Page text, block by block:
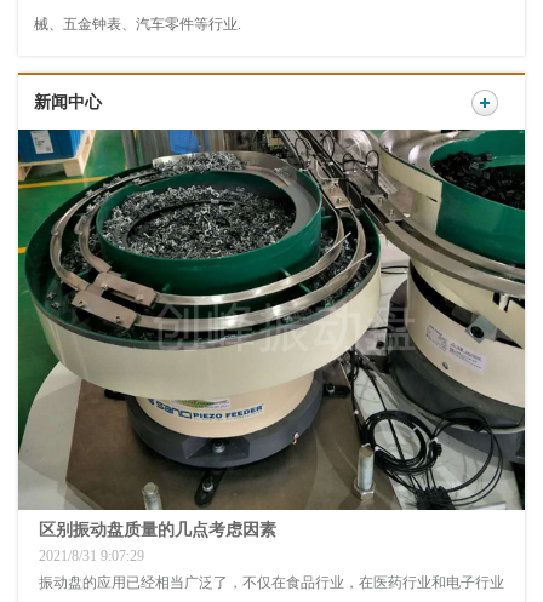
械、五金钟表、汽车零件等行业.
新闻中心
区别振动盘质量的几点考虑因素
2021/8/31 9:07:29
振动盘的应用已经相当广泛了，不仅在食品行业，在医药行业和电子行业